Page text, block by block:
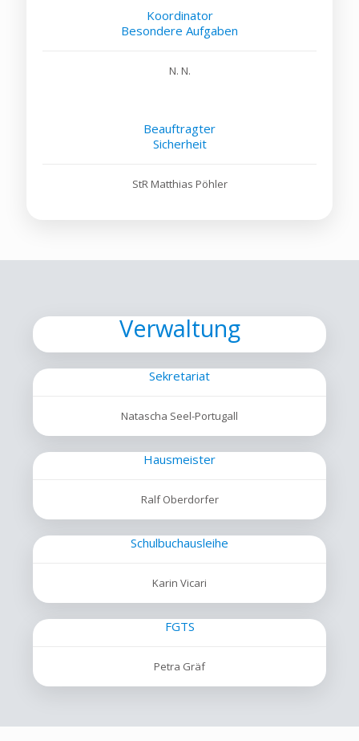
Koordinator
Besondere Aufgaben
N. N.
Beauftragter
Sicherheit
StR Matthias Pöhler
Verwaltung
Sekretariat
Natascha Seel-Portugall
Hausmeister
Ralf Oberdorfer
Schulbuchausleihe
Karin Vicari
FGTS
Petra Gräf